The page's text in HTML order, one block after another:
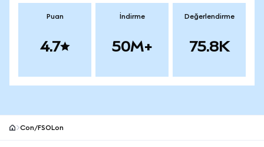
Puan
4.7
İndirme
50M+
Değerlendirme
75.8K
Con/FSOLon